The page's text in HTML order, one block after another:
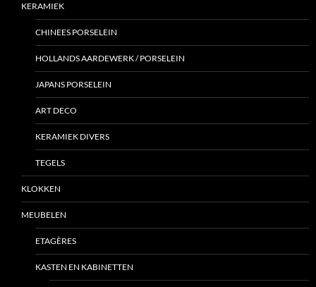
KERAMIEK
CHINEES PORSELEIN
HOLLANDS AARDEWERK / PORSELEIN
JAPANS PORSELEIN
ART DECO
KERAMIEK DIVERS
TEGELS
KLOKKEN
MEUBELEN
ETAGÈRES
KASTEN EN KABINETTEN